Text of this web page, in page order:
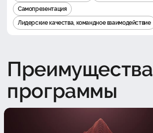
Самопрезентация
Лидерские качества, командное взаимодействие
Преимущества
программы